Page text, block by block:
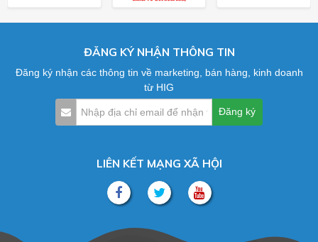
ĐĂNG KÝ NHẬN THÔNG TIN
Đăng ký nhận các thông tin về marketing, bán hàng, kinh doanh
từ HIG
LIÊN KẾT MẠNG XÃ HỘI